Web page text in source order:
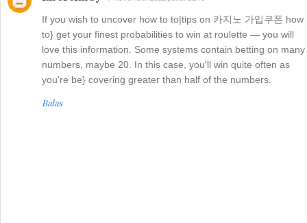
If you wish to uncover how to to|tips on 카지노 가입쿠폰 how
to} get your finest probabilities to win at roulette — you will
love this information. Some systems contain betting on many
numbers, maybe 20. In this case, you'll win quite often as
you're be} covering greater than half of the numbers.
Balas